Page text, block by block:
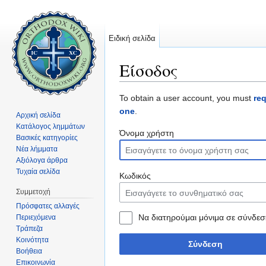
Είσοδος
To obtain a user account, you must
one.
Όνομα χρήστη
Κωδικός
Να διατηρούμαι μόνιμα σε
Σύνδεση
Ειδική σελίδα
Αρχική σελίδα
Κατάλογος λημμάτων
Βασικές κατηγορίες
Νέα λήμματα
Αξιόλογα άρθρα
Τυχαία σελίδα
Συμμετοχή
Πρόσφατες αλλαγές
Περιεχόμενα
Τράπεζα
Κοινότητα
Βοήθεια
Επικοινωνία